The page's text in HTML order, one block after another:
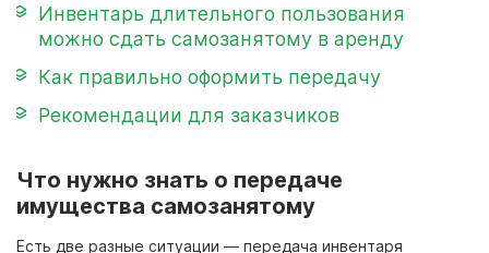
Инвентарь длительного пользования
можно сдать самозанятому в аренду
Как правильно оформить передачу
Рекомендации для заказчиков
Что нужно знать о передаче
имущества самозанятому
Есть две разные ситуации — передача инвентаря